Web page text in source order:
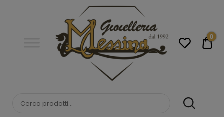
donna. Acquista online i migliori
0